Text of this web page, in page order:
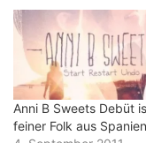
Anni B Sweets Debüt
feiner Folk aus Spanien